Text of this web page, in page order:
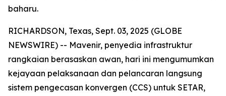
baharu.
RICHARDSON, Texas, Sept. 03, 2025 (GLOBE
NEWSWIRE) -- Mavenir, penyedia infrastruktur
rangkaian berasaskan awan, hari ini mengumumkan
kejayaan pelaksanaan dan pelancaran langsung
sistem pengecasan konvergen (CCS) untuk SETAR,